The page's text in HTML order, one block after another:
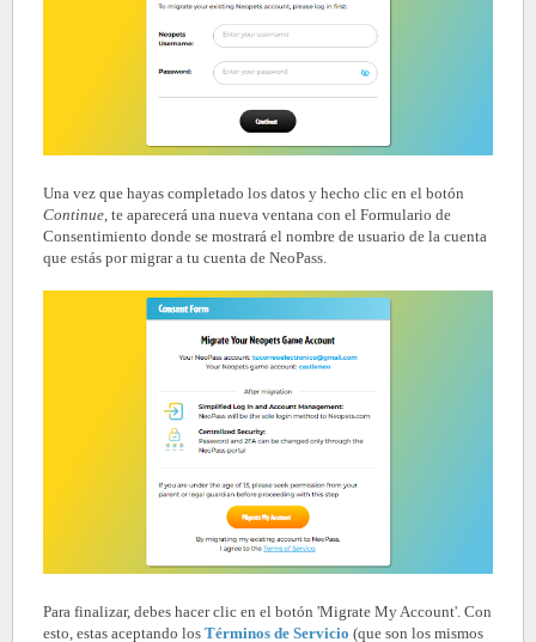
Una vez que hayas completado los datos y hecho clic en el botón
Continue , te aparecerá una nueva ventana con el Formulario de
Consentimiento donde se mostrará el nombre de usuario de la cuenta
que estás por migrar a tu cuenta de NeoPass.
Para finalizar, debes hacer clic en el botón 'Migrate My Account'. Con
esto, estas aceptando los Términos de Servicio (que son los mismos